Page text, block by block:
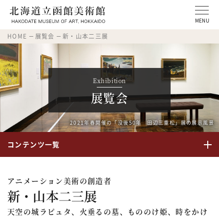
MENU
HOME 展覧会 新・山本二三展
2021年春開催の「没後50年 田辺三重松」展の展示風景
Exhibition
展覧会
コンテンツ一覧
アニメーション美術の創造者
新・山本二三展
天空の城ラピュタ、火垂るの墓、もののけ姫、時をかけ